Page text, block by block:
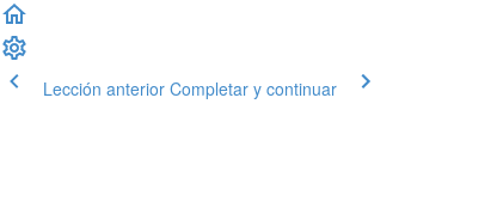
Lección anterior Completar y continuar